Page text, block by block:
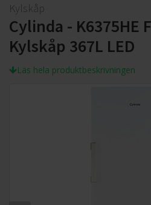
Kylskåp
Cylinda - K6375HE
Kylskåp 367L LED
Läs hela produktbeskrivningen